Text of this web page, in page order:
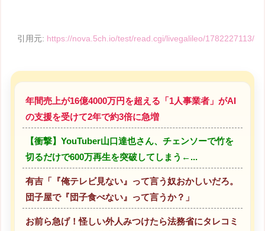
引用元: https://nova.5ch.io/test/read.cgi/livegalileo/1782227113/
年間売上が16億4000万円を超える「1人事業者」がAI
の支援を受けて2年で約3倍に急増
【衝撃】YouTuber山口達也さん、チェンソーで竹を
切るだけで600万再生を突破してしまう←...
有吉「『俺テレビ見ない』って言う奴おかしいだろ。
団子屋で『団子食べない』って言うか？」
お前ら急げ！怪しい外人みつけたら法務省にタレコミ